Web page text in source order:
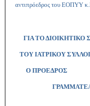
αντιπρόεδρος του ΕΟΠΥΥ
ΓΙΑ ΤΟ ΔΙΟΙΚΗΤΙΚΟ
ΤΟΥ ΙΑΤΡΙΚΟΥ
Ο ΠΡΟΕΔΡΟΣ